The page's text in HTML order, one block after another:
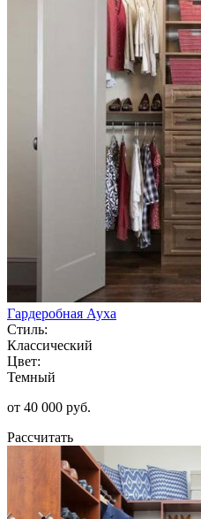
Гардеробная Ауха
Стиль:
Классический
Цвет:
Темный
от 40 000 руб.
Рассчитать